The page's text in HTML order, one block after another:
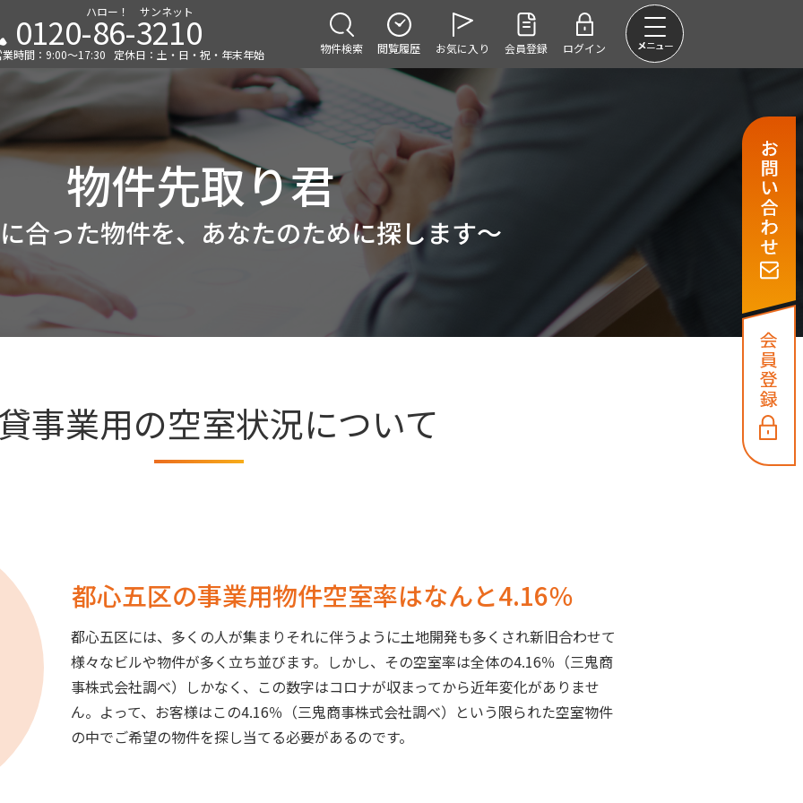
ハロー！ サンネット
0120-86-3210
業時間：9:00～17:30 定休日：土・日・祝・年末年始 物件検索 閲覧履歴 お気に入り 会員登録 ログイン
物件先取り君
合った物件を、あなたのために探します～
事業用の空室状況について
都心五区の事業用物件空室率はなんと4.16％
都心五区には、多くの人が集まりそれに伴うように土地開発も多くされ新旧合わせて
様々なビルや物件が多く立ち並びます。しかし、その空室率は全体の4.16％（三鬼商
事株式会社調べ）しかなく、この数字はコロナが収まってから近年変化がありませ
ん。よって、お客様はこの4.16％（三鬼商事株式会社調べ）という限られた空室物件
の中でご希望の物件を探し当てる必要があるのです。